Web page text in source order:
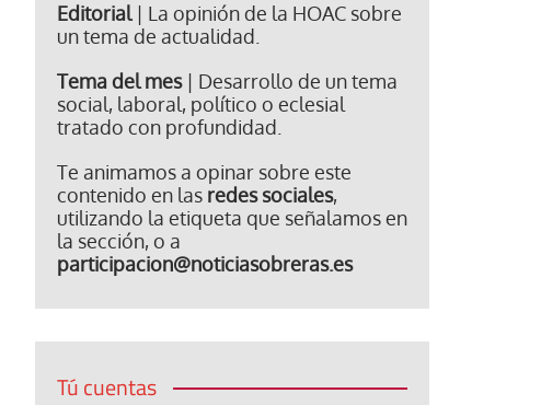
Editorial| La opinión de la HOAC sobre
un tema de actualidad.
Tema del mes| Desarrollo de un tema
social, laboral, político o eclesial
tratado con profundidad.
Te animamos a opinar sobre este
contenido en las redes sociales,
utilizando la etiqueta que señalamos en
la sección, o a
participacion@noticiasobreras.es
Tú cuentas